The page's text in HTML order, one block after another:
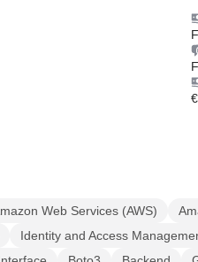
Web Services (AWS)
Identity and Access